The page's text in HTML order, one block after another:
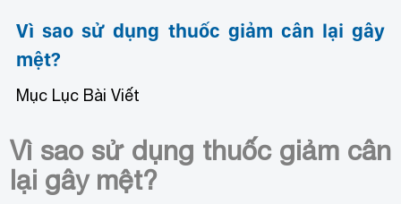
Vì sao sử dụng thuốc giảm cân lại gây
mệt?
Mục Lục Bài Viết
Vì sao sử dụng thuốc giảm cân
lại gây mệt?